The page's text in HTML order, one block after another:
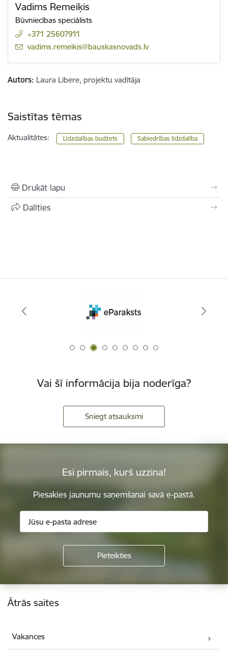
Vadims Remeiķis
Būvniecības speciālists
+371 25607911
E-pasts:
vadims.remeikis@bauskasnovads.lv
Autors: Laura Libere, projektu vadītāja
Saistītas tēmas
Aktualitātes: Līdzdalības budžets Sabiedrības līdzdalība
Drukāt lapu
Dalīties
Vai šī informācija bija noderīga?
Sniegt atsauksmi
Esi pirmais, kurš uzzina!
Piesakies jaunumu saņemšanai savā e-pastā.
Kājene
Ātrās saites
Vakances